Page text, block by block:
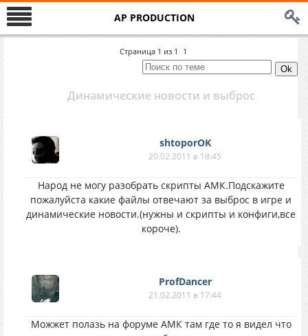
AP PRODUCTION
Страница 1 из 1 1
Динамические новости и выброс
shtoporOK
20.02.2011 в 18:45
Народ не могу разобрать скрипты АМК.Подскажите
пожалуйста какие файлы отвечают за выброс в игре и
динамические новости.(нужны и скрипты и конфиги,все
короче).
ProfDancer
21.02.2011 в 17:44
Можжет полазь на форуме АМК там где то я видел что